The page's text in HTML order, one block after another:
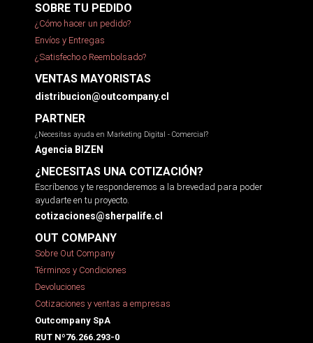
SOBRE TU PEDIDO
¿Cómo hacer un pedido?
Envíos y Entregas
¿Satisfecho o Reembolsado?
VENTAS MAYORISTAS
distribucion@outcompany.cl
PARTNER
¿Necesitas ayuda en Marketing Digital - Comercial?
Agencia BIZEN
¿NECESITAS UNA COTIZACIÓN?
Escríbenos y te responderemos a la brevedad para poder
ayudarte en tu proyecto.
cotizaciones@sherpalife.cl
OUT COMPANY
Sobre Out Company
Términos y Condiciones
Devoluciones
Cotizaciones y ventas a empresas
Outcompany SpA
RUT Nº76.266.293-0